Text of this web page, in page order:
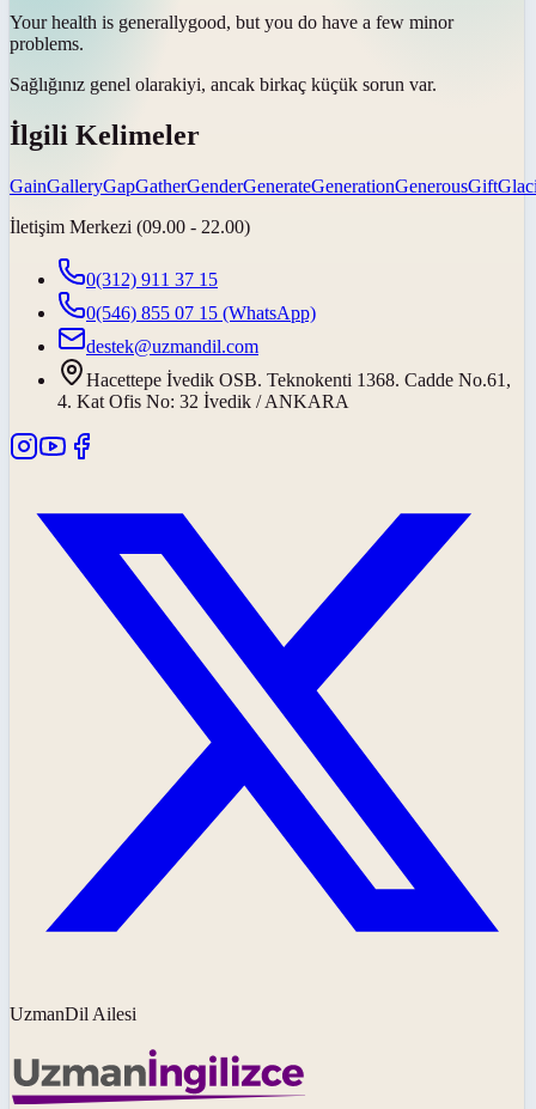
Your health is generallygood, but you do have a few minor
problems.
Sağlığınız genel olarakiyi, ancak birkaç küçük sorun var.
İlgili Kelimeler
GainGalleryGapGatherGenderGenerateGenerationGenerousGift
İletişim Merkezi (09.00 - 22.00)
0(312) 911 37 15
0(546) 855 07 15 (WhatsApp)
destek@uzmandil.com
Hacettepe İvedik OSB. Teknokenti 1368. Cadde No.61,
4. Kat Ofis No: 32 İvedik / ANKARA
UzmanDil Ailesi